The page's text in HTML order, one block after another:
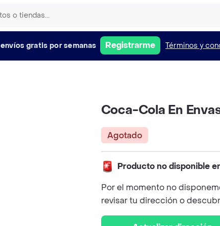
envíos gratis por semanas Registrarme Términos y
Coca-Cola En
Agotado
Producto no disponible
Por el momento no
revisar tu dirección o